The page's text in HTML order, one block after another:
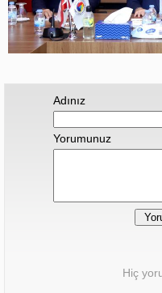
Adınız
Yorumunuz
Hiç